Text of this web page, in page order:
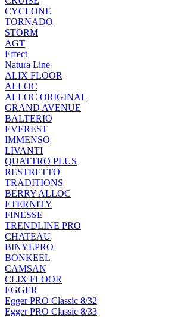
CYCLONE
TORNADO
STORM
AGT
Effect
Natura Line
ALIX FLOOR
ALLOC
ALLOC ORIGINAL
GRAND AVENUE
BALTERIO
EVEREST
IMMENSO
LIVANTI
QUATTRO PLUS
RESTRETTO
TRADITIONS
BERRY ALLOC
ETERNITY
FINESSE
TRENDLINE PRO
CHATEAU
BINYLPRO
BONKEEL
CAMSAN
CLIX FLOOR
EGGER
Egger PRO Classic 8/32
Egger PRO Classic 8/33